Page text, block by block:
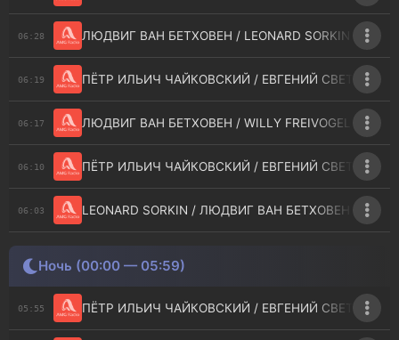
06:28 ЛЮДВИГ ВАН БЕТХОВЕН / LEONARD SORKIN - STRING
06:19 ПЁТР ИЛЬИЧ ЧАЙКОВСКИЙ / ЕВГЕНИЙ
06:17 ЛЮДВИГ ВАН БЕТХОВЕН / WILLY FREIVOGEL -
06:10 ПЁТР ИЛЬИЧ ЧАЙКОВСКИЙ / ЕВГЕНИЙ
06:03 LEONARD SORKIN / ЛЮДВИГ ВАН БЕТХОВЕН - III.
Ночь (00:00 — 05:59)
05:55 ПЁТР ИЛЬИЧ ЧАЙКОВСКИЙ / ЕВГЕНИЙ